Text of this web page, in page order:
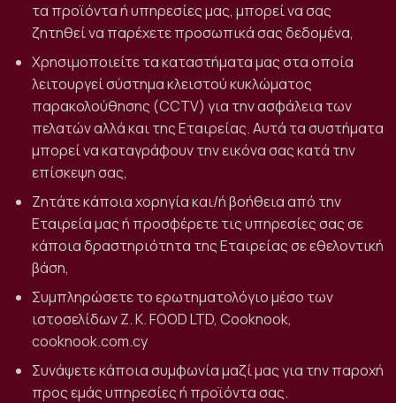
τα προϊόντα ή υπηρεσίες μας, μπορεί να σας
ζητηθεί να παρέχετε προσωπικά σας δεδομένα,
Χρησιμοποιείτε τα καταστήματα μας στα οποία
λειτουργεί σύστημα κλειστού κυκλώματος
παρακολούθησης (CCTV) για την ασφάλεια των
πελατών αλλά και της Εταιρείας. Αυτά τα συστήματα
μπορεί να καταγράφουν την εικόνα σας κατά την
επίσκεψη σας,
Ζητάτε κάποια χορηγία και/ή βοήθεια από την
Εταιρεία μας ή προσφέρετε τις υπηρεσίες σας σε
κάποια δραστηριότητα της Εταιρείας σε εθελοντική
βάση,
Συμπληρώσετε το ερωτηματολόγιο μέσο των
ιστοσελίδων Z. K. FOOD LTD, Cooknook,
cooknook.com.cy
Συνάψετε κάποια συμφωνία μαζί μας για την παροχή
προς εμάς υπηρεσίες ή προϊόντα σας.